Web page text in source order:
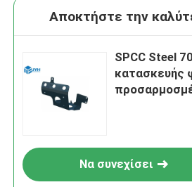
Αποκτήστε την
SPCC Steel
κατασκευής
Να συνεχίσει